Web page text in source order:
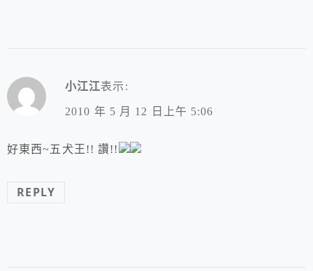
小江江表示:
2010 年 5 月 12 日上午 5:06
好東西~五犬王!! 讚!!
REPLY